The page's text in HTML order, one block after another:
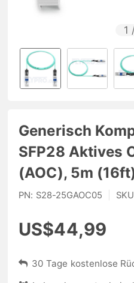
1
Generisch
SFP28 Aktives
(AOC), 5m
PN: S28-25GAOC05
US$44,99
30 Tage kostenlose